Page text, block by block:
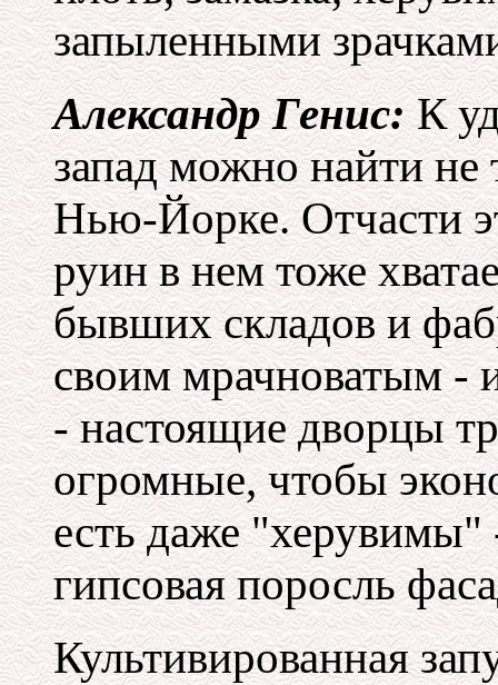
запыленными
Александр Генис:К
запад можно найти не
Нью-Йорке. Отчасти
руин в нем тоже
бывших складов и
своим мрачноватым -
- настоящие дворцы
огромные, чтобы
есть даже "херувимы"
гипсовая поросль
Культивированная